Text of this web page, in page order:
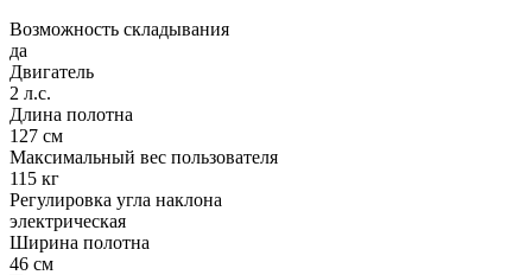
Возможность складывания
да
Двигатель
2 л.с.
Длина полотна
127 см
Максимальный вес пользователя
115 кг
Регулировка угла наклона
электрическая
Ширина полотна
46 см